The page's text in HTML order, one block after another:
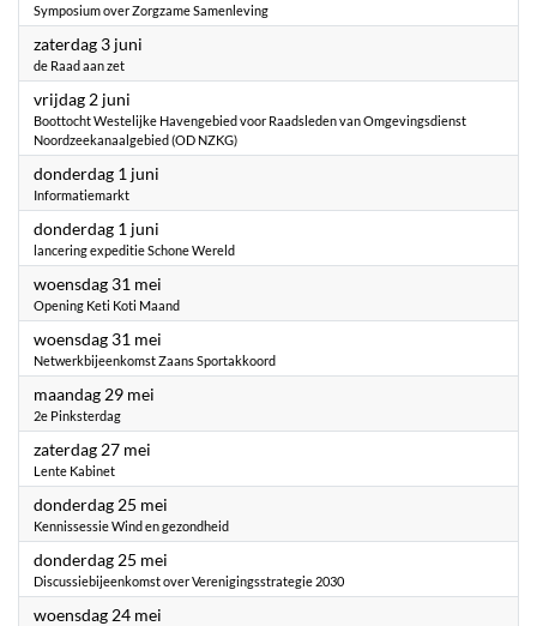
Symposium over Zorgzame Samenleving
zaterdag 3 juni
de Raad aan zet
vrijdag 2 juni
Boottocht Westelijke Havengebied voor Raadsleden van Omgevingsdienst
Noordzeekanaalgebied (OD NZKG)
donderdag 1 juni
Informatiemarkt
donderdag 1 juni
lancering expeditie Schone Wereld
woensdag 31 mei
Opening Keti Koti Maand
woensdag 31 mei
Netwerkbijeenkomst Zaans Sportakkoord
maandag 29 mei
2e Pinksterdag
zaterdag 27 mei
Lente Kabinet
donderdag 25 mei
Kennissessie Wind en gezondheid
donderdag 25 mei
Discussiebijeenkomst over Verenigingsstrategie 2030
woensdag 24 mei